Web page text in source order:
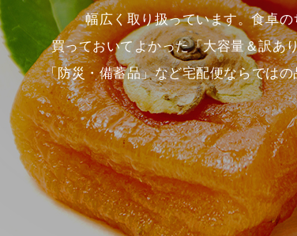
幅広く取り扱っています。食卓の
買っておいてよかった「大容量＆訳あ
「防災・備蓄品」など宅配便ならではの